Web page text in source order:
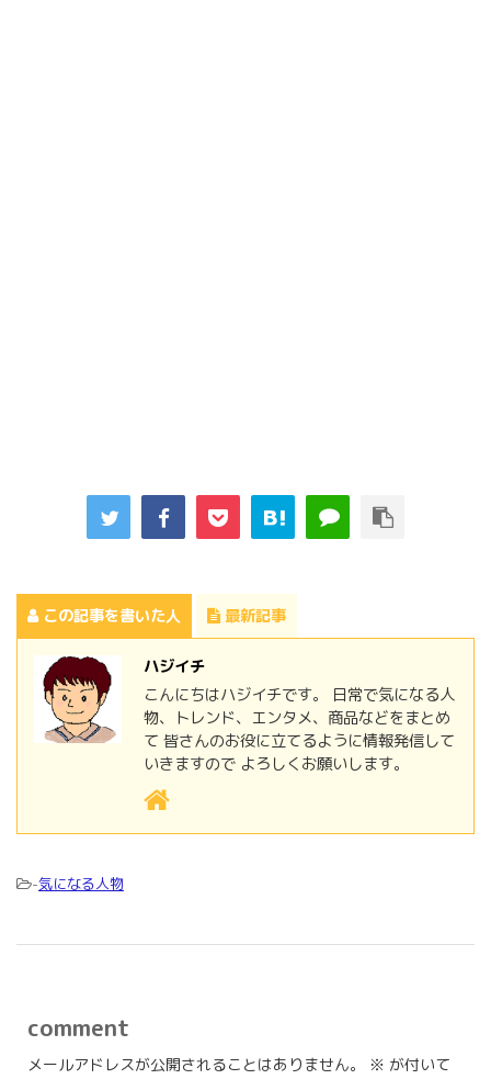
この記事を書いた人 最新記事
ハジイチ
こんにちはハジイチです。 日常で気になる人
物、トレンド、エンタメ、商品などをまとめ
て 皆さんのお役に立てるように情報発信して
いきますので よろしくお願いします。
-気になる人物
comment
メールアドレスが公開されることはありません。 ※ が付いて